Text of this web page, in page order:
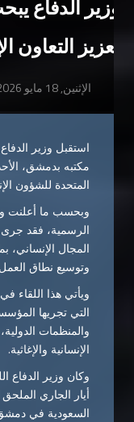
وزير الدفاع
تعزيز التعاون
الإثنين, 18 مايو 2026
استقبل وزير
المتحدة للشؤون
وبحسب ما أعلنت
الرسمية، فقد جرى
المجال الإنساني،
وتوسيع نطاق
ويأتي هذا اللقاء
التي تجريها
والمنظمات
الإنسانية والإغاثية.
أيار الجاري
السعودية في